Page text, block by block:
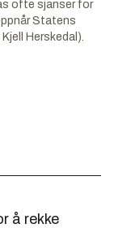
ofte sjanser for
Statens
Herskedal).
å rekke